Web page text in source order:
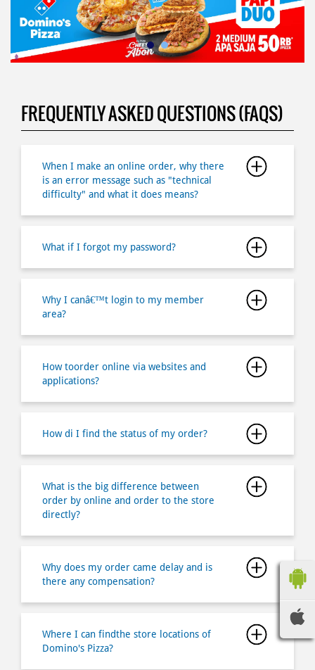
FREQUENTLY ASKED QUESTIONS (FAQS)
When I make an online order, why there
is an error message such as "technical
difficulty" and what it does means?
What if I forgot my password?
Why I canâ€™t login to my member
area?
How toorder online via websites and
applications?
How di I find the status of my order?
What is the big difference between
order by online and order to the store
directly?
Why does my order came delay and is
there any compensation?
Where I can findthe store locations of
Domino's Pizza?